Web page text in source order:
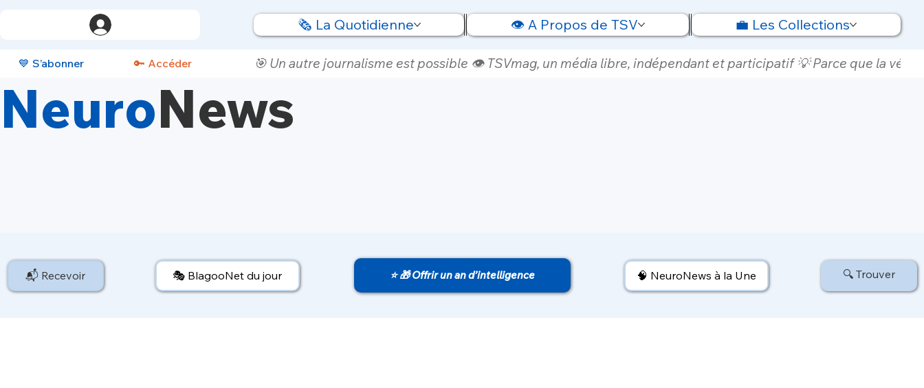
🗞️ La Quotidienne 👁️ A Propos de TSV 💼 Les Collections
💙 S’abonner 🔑 Accéder 🎯 Un autre journalisme est possible 👁️ TSVmag, un média libre, indépendant et participatif 💡 Parce que la
NeuroNews
📬 Recevoir 🎭 BlagooNet du jour ⭐ 🎁 Offrir un an d’intelligence 🧠 NeuroNews à la Une 🔍 Trouver